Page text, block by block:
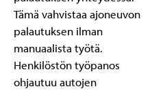
Tämä vahvistaa ajoneuvon
palautuksen ilman
manuaalista työtä.
Henkilöstön työpanos
ohjautuu autojen